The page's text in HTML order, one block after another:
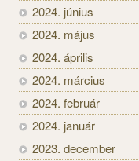
2024. június
2024. május
2024. április
2024. március
2024. február
2024. január
2023. december